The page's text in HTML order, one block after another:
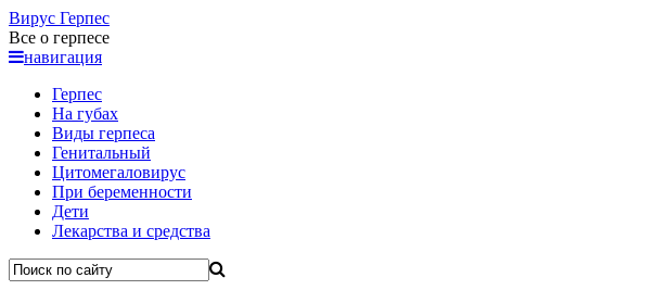
Вирус Герпес
Все о герпесе
навигация
Герпес
На губах
Виды герпеса
Генитальный
Цитомегаловирус
При беременности
Дети
Лекарства и средства